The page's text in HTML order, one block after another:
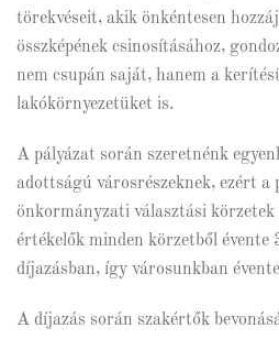
törekvéseit, akik önkéntesen
összképének csinosításához,
nem csupán saját, hanem a
lakókörnyezetüket is.
A pályázat során szeretnénk
adottságú városrészeknek, ezért a
önkormányzati választási
értékelők minden körzetből évente
díjazásban, így városunkban
A díjazás során szakértők